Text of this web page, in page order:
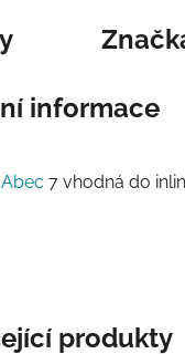
informace
Abec 7 vhodná do
produkty